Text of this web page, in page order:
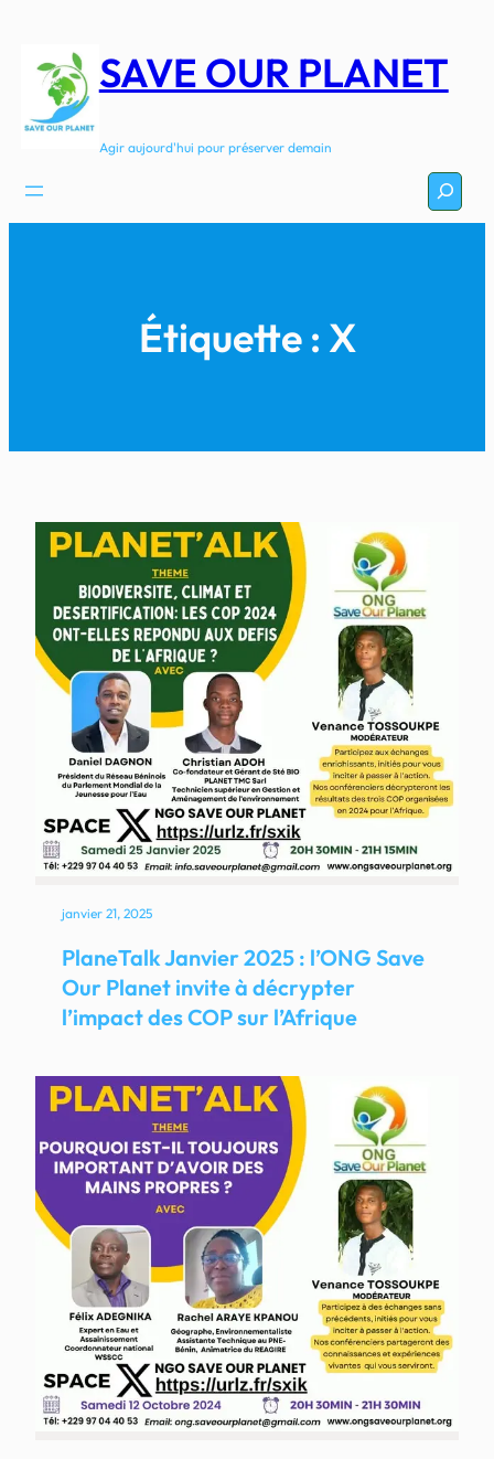
contenu
SAVE OUR PLANET
Agir aujourd'hui pour préserver demain
Étiquette : X
janvier 21, 2025
PlaneTalk Janvier 2025 : l’ONG Save
Our Planet invite à décrypter
l’impact des COP sur l’Afrique